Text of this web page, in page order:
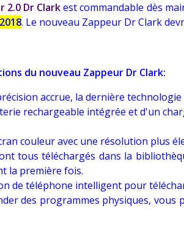
2.0 Dr Clarkest commandable dès
. Le nouveau Zappeur Dr Clark
du nouveau Zappeur Dr Clark:
accrue, la dernière
rechargeable intégrée et d'un
couleur avec une résolution plus
tous téléchargés dans la
la première fois.
de téléphone intelligent pour
des programmes physiques,